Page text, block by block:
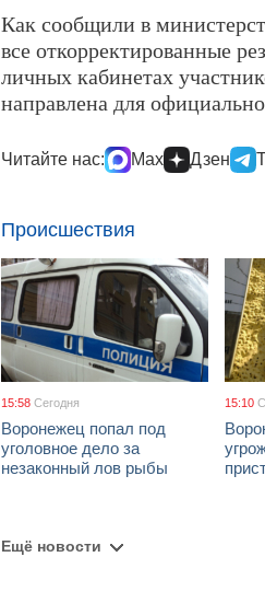
Как сообщили в
все откорректированные
личных кабинетах
направлена для
Читайте нас: Max Дзен
Происшествия
15:58 Сегодня
Воронежец попал под
уголовное дело за
незаконный лов рыбы
15:10
Ещё новости